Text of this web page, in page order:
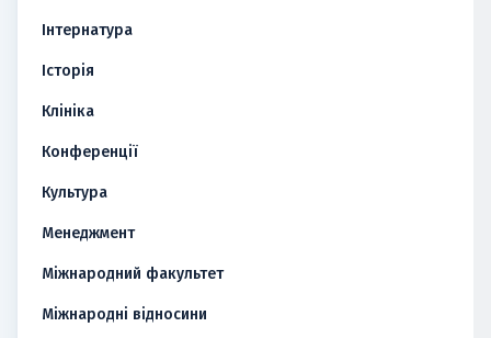
Інтернатура
Історія
Клініка
Конференції
Культура
Менеджмент
Міжнародний факультет
Міжнародні відносини